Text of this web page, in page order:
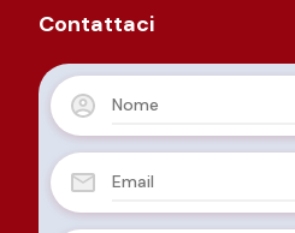
Contattaci